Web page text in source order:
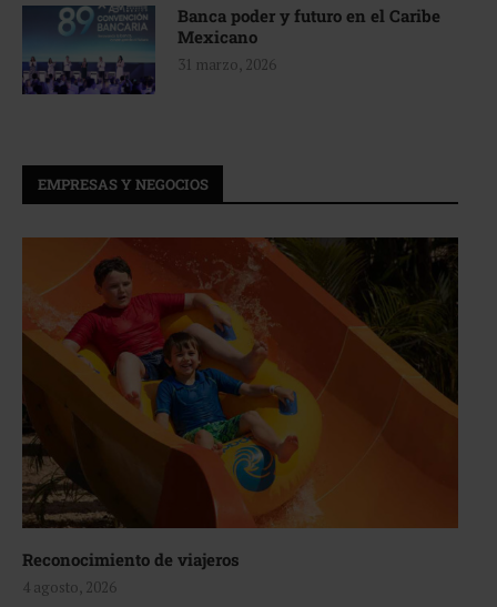
Banca poder y futuro en el Caribe
Mexicano
31 marzo, 2026
EMPRESAS Y NEGOCIOS
Reconocimiento de viajeros
4 agosto, 2026